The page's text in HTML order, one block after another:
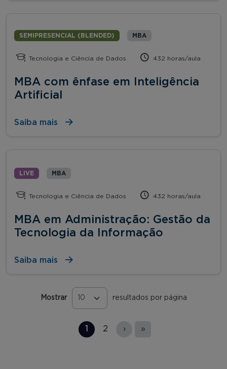
SEMIPRESENCIAL (BLENDED) MBA
Tecnologia e Ciência de Dados 432 horas/aula
MBA com ênfase em Inteligência
Artificial
Saiba mais
LIVE MBA
Tecnologia e Ciência de Dados 432 horas/aula
MBA em Administração: Gestão da
Tecnologia da Informação
Saiba mais
Mostrar resultados por página
1 2 › »